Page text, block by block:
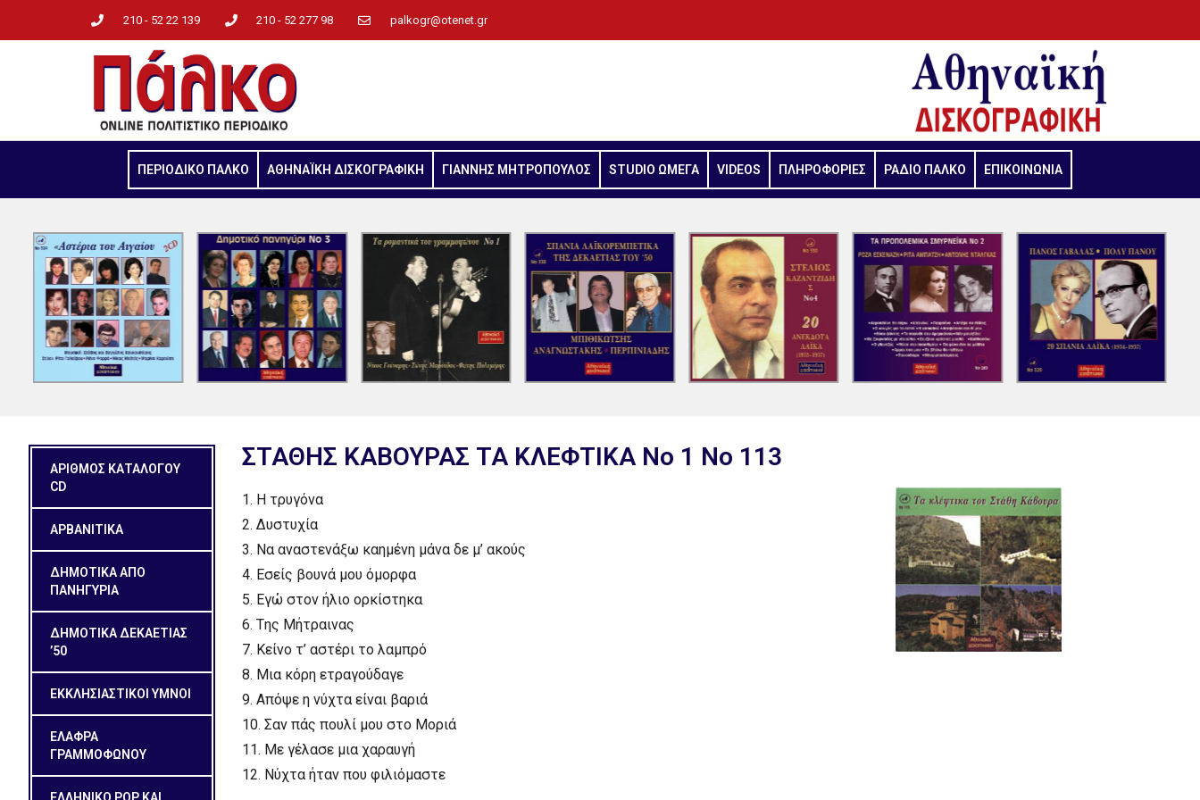
210 - 52 22 139 210 - 52 277 98 palkogr@otenet.gr
ΠΕΡΙΟΔΙΚΟ ΠΑΛΚΟ ΑΘΗΝΑΪΚΗ ΔΙΣΚΟΓΡΑΦΙΚΗ ΓΙΑΝΝΗΣ ΜΗΤΡΟΠΟΥΛΟΣ STUDIO ΩΜΕΓΑ VIDEOS ΠΛΗΡΟΦΟΡΙΕΣ ΡΑΔΙΟ ΠΑΛΚΟ ΕΠΙΚΟΙΝΩΝΙΑ
ΑΡΙΘΜΟΣ ΚΑΤΑΛΟΓΟΥ
CD
ΑΡΒΑΝΙΤΙΚΑ
ΔΗΜΟΤΙΚΑ ΑΠΟ
ΠΑΝΗΓΥΡΙΑ
ΔΗΜΟΤΙΚΆ ΔΕΚΑΕΤΊΑΣ
’50
ΕΚΚΛΗΣΙΑΣΤΙΚΟΙ ΥΜΝΟΙ
ΕΛΑΦΡΑ
ΓΡΑΜΜΟΦΩΝΟΥ
ΕΛΛΗΝΙΚΟ POP ΚΑΙ
ΣTAΘHΣ KABOYPAΣ TA KΛEΦTIKA Nο 1 No 113
1. H τρυγόνα
2.Δυστυχία
3. Nα αναστενάξω καημένη μάνα δε μ’ ακούς
4. Eσείς βουνά μου όμορφα
5. Eγώ στον ήλιο ορκίστηκα
6. Tης Mήτραινας
7. Kείνο τ’ αστέρι το λαμπρό
8. Mια κόρη ετραγούδαγε
9. Aπόψε η νύχτα είναι βαριά
10. Σαν πάς πουλί μου στο Mοριά
11. Mε γέλασε μια χαραυγή
12. Nύχτα ήταν που φιλιόμαστε